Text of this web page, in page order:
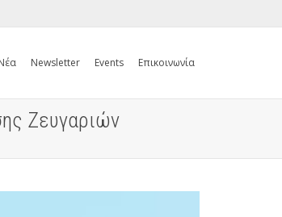
Newsletter Events Επικοινωνία
Ζευγαριών